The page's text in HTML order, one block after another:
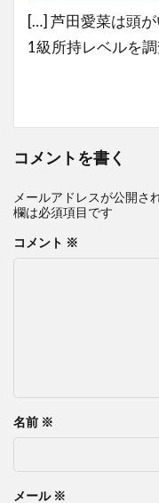
[…] 芦田愛菜は頭
1級所持レベルを
コメントを書く
メールアドレスが公開さ
欄は必須項目です
コメント ※
名前 ※
メール ※